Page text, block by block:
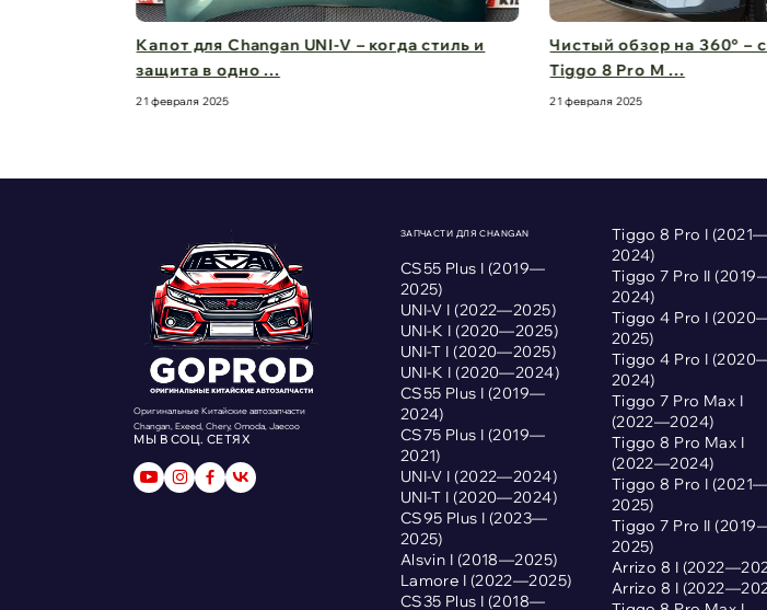
Капот для Changan UNI-V – когда стиль и
защита в одно ...
21 февраля 2025
Чистый обзор на 360° –
Tiggo 8 Pro M ...
21 февраля 2025
Оригинальные Китайские автозапчасти
Changan, Exeed, Chery, Omoda, Jaecoo
МЫ В СОЦ. СЕТЯХ
ЗАПЧАСТИ ДЛЯ CHANGAN
CS55 Plus I (2019—
2025)
UNI-V I (2022—2025)
UNI-K I (2020—2025)
UNI-T I (2020—2025)
UNI-K I (2020—2024)
CS55 Plus I (2019—
2024)
CS75 Plus I (2019—
2021)
UNI-V I (2022—2024)
UNI-T I (2020—2024)
CS95 Plus I (2023—
2025)
Alsvin I (2018—2025)
Lamore I (2022—2025)
CS35 Plus I (2018—
Tiggo 8 Pro I (2021—
2024)
Tiggo 7 Pro II
2024)
Tiggo 4 Pro I
2025)
Tiggo 4 Pro I
2024)
Tiggo 7 Pro Max I
(2022—2024)
Tiggo 8 Pro Max I
(2022—2024)
Tiggo 8 Pro I (2021—
2025)
Tiggo 7 Pro II
2025)
Arrizo 8 I
Arrizo 8 I